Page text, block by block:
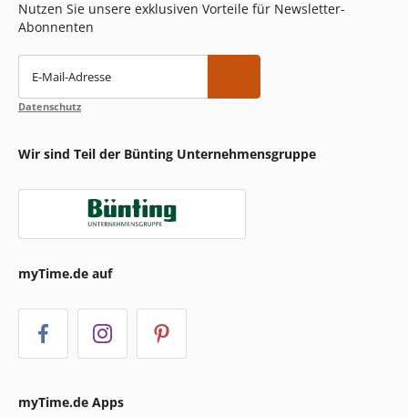
Nutzen Sie unsere exklusiven Vorteile für Newsletter-
Abonnenten
E-Mail-Adresse
Datenschutz
Wir sind Teil der Bünting Unternehmensgruppe
myTime.de auf
myTime.de Apps